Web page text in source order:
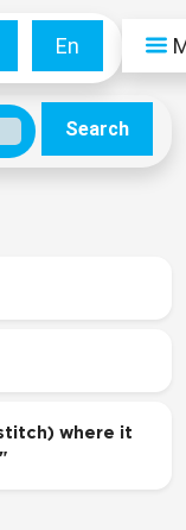
En
Search
where it